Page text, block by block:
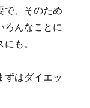
で、そのため
ろんなことに
も。
ずはダイエッ